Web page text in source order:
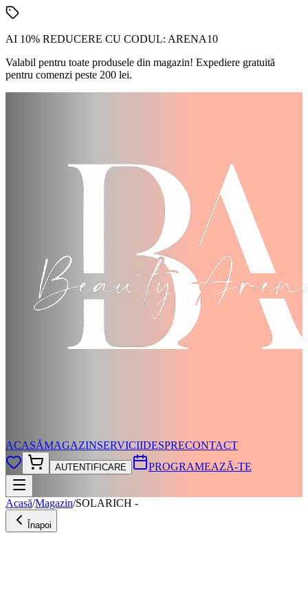
AI 10% REDUCERE CU CODUL: ARENA10
Valabil pentru toate produsele din magazin! Expediere gratuită
pentru comenzi peste 200 lei.
ACASĂMAGAZINSERVICIIDESPRECONTACT
AUTENTIFICARE PROGRAMEAZĂ-TE
Acasă/Magazin/SOLARICH -
Înapoi